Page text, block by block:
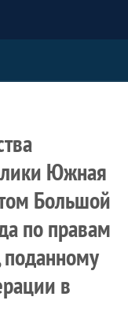
Южная
Большой
по правам
поданному
в